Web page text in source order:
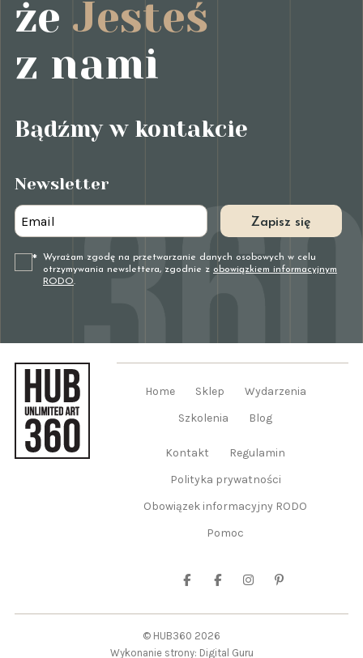
że Jesteś
z nami
Bądźmy w kontakcie
Newsletter
Zapisz się
* Wyrażam zgodę na przetwarzanie danych osobowych w celu
otrzymywania newslettera, zgodnie z obowiązkiem informacyjnym
RODO.
Home Sklep
Wydarzenia
Szkolenia
Blog
Kontakt
Regulamin
Polityka prywatności
Obowiązek informacyjny RODO
Pomoc
© HUB360 2026
Wykonanie strony: Digital Guru